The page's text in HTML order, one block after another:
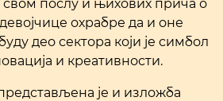
послу и њихових прича о
охрабре да и оне
део сектора који је симбол
и креативности.
је и изложба